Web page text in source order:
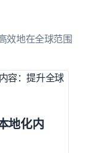
效地在全球范围
地化内